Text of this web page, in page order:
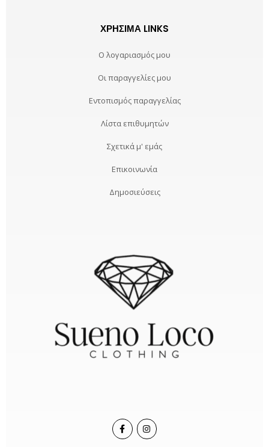
ΧΡΉΣΙΜΑ LINKS
Ο λογαριασμός μου
Οι παραγγελίες μου
Εντοπισμός παραγγελίας
Λίστα επιθυμητών
Σχετικά μ' εμάς
Επικοινωνία
Δημοσιεύσεις